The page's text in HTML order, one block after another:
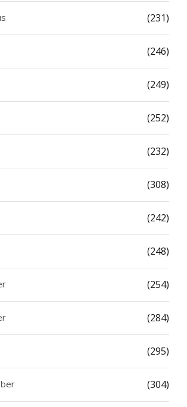
(231)
(246)
(249)
(252)
(232)
(308)
(242)
(248)
(254)
(284)
(295)
(304)